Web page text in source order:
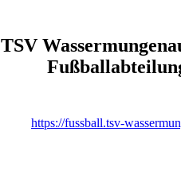
TSV
https://fussball.tsv-